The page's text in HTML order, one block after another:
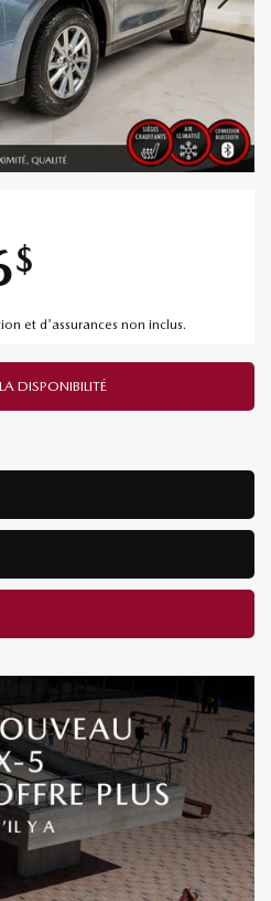
$
et d'assurances non inclus.
DISPONIBILITÉ